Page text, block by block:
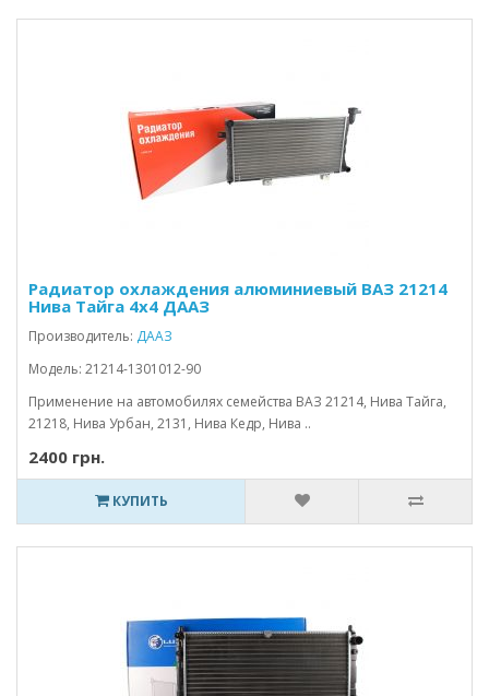
Радиатор охлаждения алюминиевый ВАЗ 21214
Нива Тайга 4x4 ДААЗ
Производитель: ДААЗ
Модель: 21214-1301012-90
Применение на автомобилях семейства ВАЗ 21214, Нива Тайга,
21218, Нива Урбан, 2131, Нива Кедр, Нива ..
2400 грн.
КУПИТЬ